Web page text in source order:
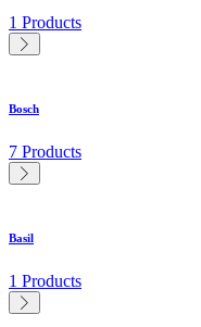
1 Products
Bosch
7 Products
Basil
1 Products